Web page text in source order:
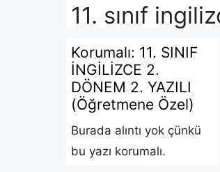
11. sınıf
Korumalı: 11. SINIF
İNGİLİZCE 2.
DÖNEM 2. YAZILI
(Öğretmene Özel)
Burada alıntı yok çünkü
bu yazı korumalı.